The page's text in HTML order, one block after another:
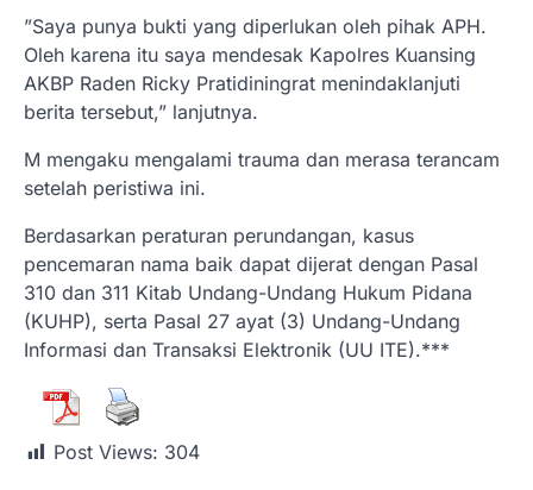
​”Saya punya bukti yang diperlukan oleh pihak APH.
Oleh karena itu saya mendesak Kapolres Kuansing
AKBP Raden Ricky Pratidiningrat menindaklanjuti
berita tersebut,” lanjutnya.
​M mengaku mengalami trauma dan merasa terancam
setelah peristiwa ini.
​Berdasarkan peraturan perundangan, kasus
pencemaran nama baik dapat dijerat dengan Pasal
310 dan 311 Kitab Undang-Undang Hukum Pidana
(KUHP), serta Pasal 27 ayat (3) Undang-Undang
Informasi dan Transaksi Elektronik (UU ITE).***
Post Views: 304